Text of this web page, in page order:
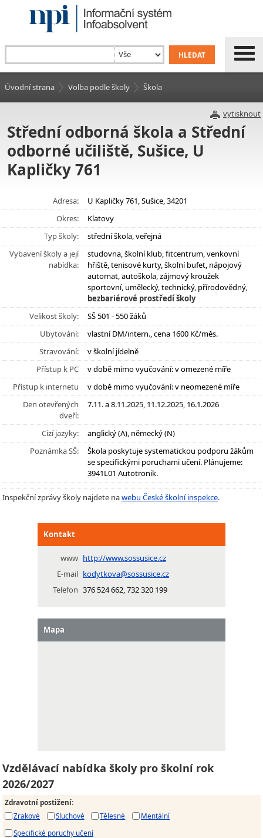
Úvodní strana Volba podle školy Škola
vytisknout
Střední odborná škola a Střední
odborné učiliště, Sušice, U
Kapličky 761
Adresa:
U Kapličky 761, Sušice, 34201
Okres:
Klatovy
Typ školy:
střední škola, veřejná
Vybavení školy a její
nabídka:
studovna, školní klub, fitcentrum, venkovní
hřiště, tenisové kurty, školní bufet, nápojový
automat, autoškola, zájmový kroužek
sportovní, umělecký, technický, přírodovědný,
bezbariérové prostředí školy
Velikost školy:
SŠ 501 - 550 žáků
Ubytování:
vlastní DM/intern., cena 1600 Kč/měs.
Stravování:
v školní jídelně
Přístup k PC
v době mimo vyučování: v omezené míře
Přístup k internetu
v době mimo vyučování: v neomezené míře
Den otevřených
dveří:
7.11. a 8.11.2025, 11.12.2025, 16.1.2026
Cizí jazyky:
anglický (A), německý (N)
Poznámka SŠ:
Škola poskytuje systematickou podporu žákům
se specifickými poruchami učení. Plánujeme:
3941L01 Autotronik.
Inspekční zprávy školy najdete nawebu České školní inspekce.
Kontakt
www http://www.sossusice.cz
E-mail kodytkova@sossusice.cz
Telefon 376 524 662, 732 320 199
Mapa
Vzdělávací nabídka školy pro školní rok
2026/2027
Zdravotní postižení:
Zrakové
Sluchové Tělesné
Mentální
Specifické poruchy učení